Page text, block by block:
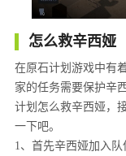
怎么救辛西娅
在原石计划游戏中有
家的任务需要保护辛
计划怎么救辛西娅，
一下吧。
1、首先辛西娅加入